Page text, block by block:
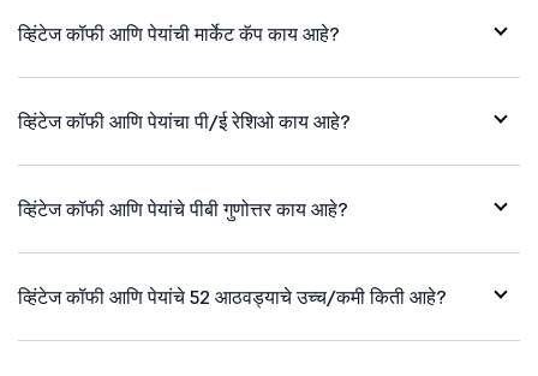
व्हिंटेज कॉफी आणि पेयांची मार्केट कॅप काय आहे?
व्हिंटेज कॉफी आणि पेयांचा पी/ई रेशिओ काय आहे?
व्हिंटेज कॉफी आणि पेयांचे पीबी गुणोत्तर काय आहे?
व्हिंटेज कॉफी आणि पेयांचे 52 आठवड्याचे उच्च/कमी किती आहे?